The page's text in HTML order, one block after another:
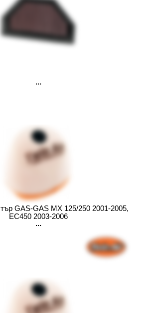
GAS-GAS MX 125/250 2001-2005,
EC450 2003-2006